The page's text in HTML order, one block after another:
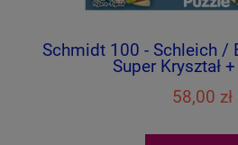
Schmidt 100 - Schleich /
Super Kryształ
58,00 zł